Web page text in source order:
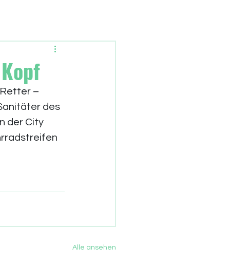
–
des
der City
Alle ansehen